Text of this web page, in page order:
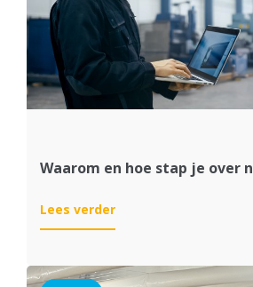
kun
je
verwachten?
Waarom en hoe stap je over
Lees verder:
Waarom
hoe